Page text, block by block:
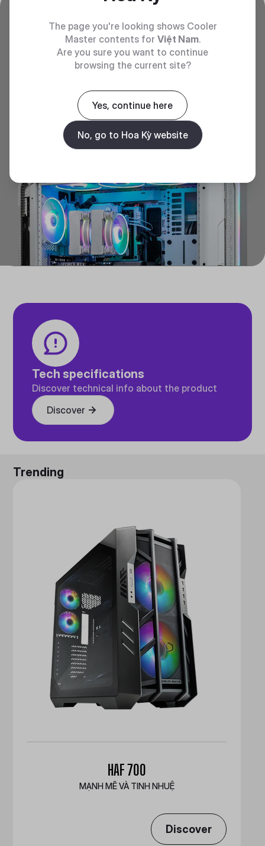
Đáp ứng nhiều loại Case
Các ống dẫn nhiệt thiết kế thấp được tối ưu hóa ở độ
cao 157mm, đáp ứng hầu hết các yêu cầu về RAM và
Case.
Tech specifications
Discover technical info about the product
Discover
Trending
HAF 700
MẠNH MẼ VÀ TINH NHUỆ
Discover
The page you're looking shows Cooler
Master contents for Việt Nam.
Are you sure you want to continue
browsing the current site?
Yes, continue here
No, go to Hoa Kỳ website